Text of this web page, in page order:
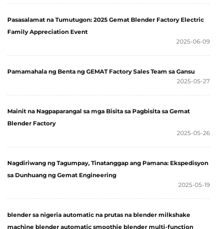
Pasasalamat na Tumutugon: 2025 Gemat Blender Factory Electric
Family Appreciation Event
2025-06-09
Pamamahala ng Benta ng GEMAT Factory Sales Team sa Gansu
2025-05-27
Mainit na Nagpaparangal sa mga Bisita sa Pagbisita sa Gemat
Blender Factory
2025-05-26
Nagdiriwang ng Tagumpay, Tinatanggap ang Pamana: Ekspedisyon
sa Dunhuang ng Gemat Engineering
2025-05-19
blender sa nigeria automatic na prutas na blender milkshake
machine blender automatic smoothie blender multi-function